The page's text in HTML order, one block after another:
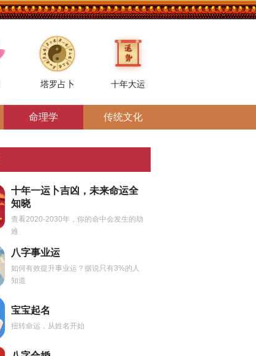
塔罗占卜 十年大运
命理学 传统文化
十年一运卜吉凶，未来命运全
知晓
查看2020-2030年，你的命中会发生的劫
难
八字事业运
如何有效提升事业运？据说只有3%的人
知道
宝宝起名
扭转命运，从姓名开始